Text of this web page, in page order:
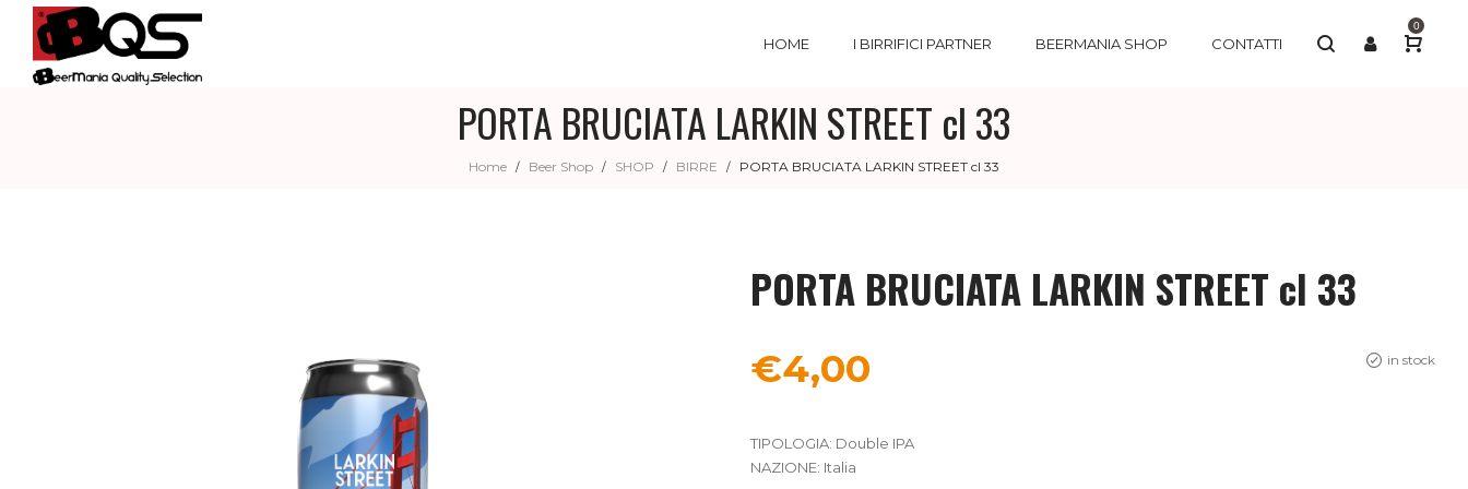
HOME I BIRRIFICI PARTNER BEERMANIA SHOP CONTATTI
0
PORTA BRUCIATA LARKIN STREET cl 33
Home / Beer Shop / SHOP / BIRRE / PORTA BRUCIATA LARKIN STREET cl 33
PORTA BRUCIATA LARKIN STREET cl 33
in stock
€4,00
TIPOLOGIA: Double IPA
NAZIONE: Italia